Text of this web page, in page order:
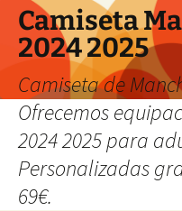
Camiseta
2024 2025
Camiseta de
Ofrecemos
2024 2025 para
Personalizadas
69€.